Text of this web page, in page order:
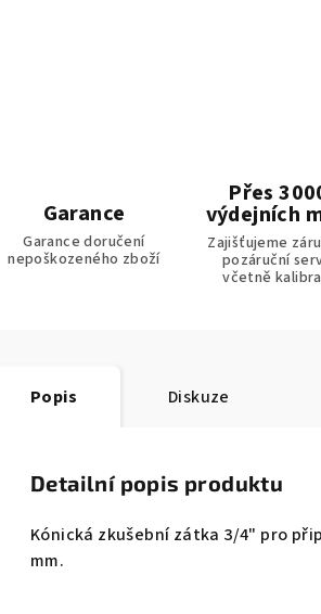
Garance
Garance doručení
nepoškozeného zboží
Přes
výdejních
Zajišťujeme
pozáruční
včetně
Popis Diskuze
Detailní popis produktu
Kónická zkušební zátka 3/4" pro
mm.